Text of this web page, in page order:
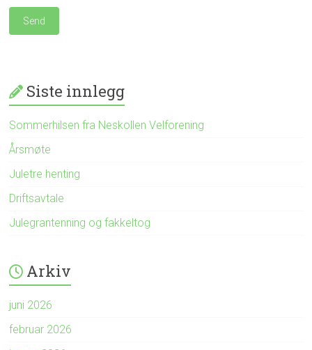
Siste innlegg
Sommerhilsen fra Neskollen Velforening
Årsmøte
Juletre henting
Driftsavtale
Julegrantenning og fakkeltog
Arkiv
juni 2026
februar 2026